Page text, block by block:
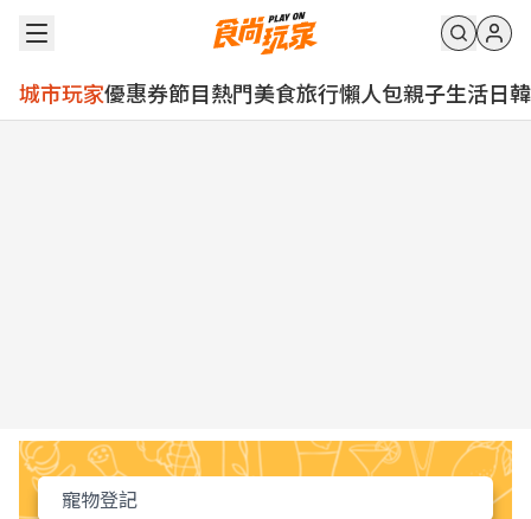
城市玩家優惠券節目熱門美食旅行懶人包親子生活日韓